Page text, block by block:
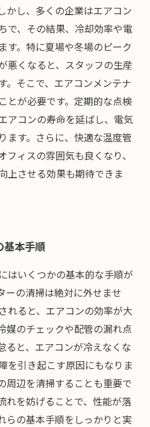
かし、多くの企業はエアコン
で、その結果、冷却効率や電
す。特に夏場や冬場のピーク
悪くなると、スタッフの生産
。そこで、エアコンメンテナ
とが必要です。定期的な点検
アコンの寿命を延ばし、電気
ます。さらに、快適な温度管
ィスの雰囲気も良くなり、
上させる効果も期待できま
基本手順
はいくつかの基本的な手順が
ーの清掃は絶対に外せませ
れると、エアコンの効率が大
媒のチェックや配管の漏れ点
ると、エアコンが冷えなくな
を引き起こす原因にもなりま
周辺を清掃することも重要で
れを妨げることで、性能が落
らの基本手順をしっかりと実